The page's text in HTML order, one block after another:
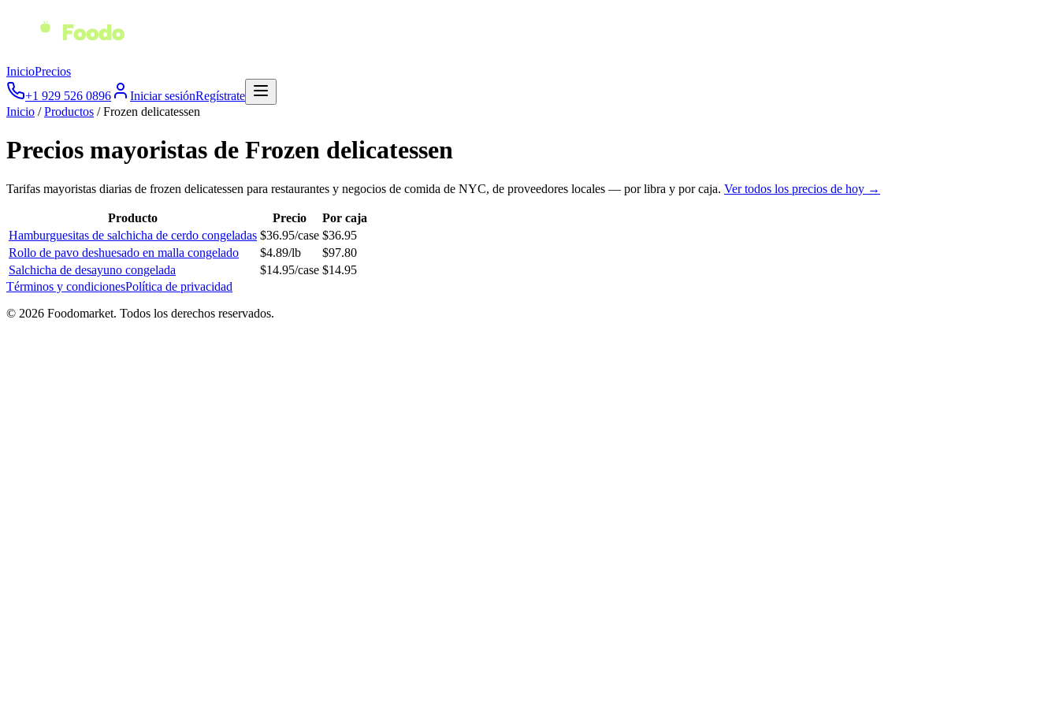
InicioPrecios
+1 929 526 0896
Iniciar sesiónRegístrate
Inicio /Productos /Frozen delicatessen
Precios mayoristas de Frozen delicatessen
Tarifas mayoristas diarias de frozen delicatessen para restaurantes y negocios de comida de NYC, de proveedores locales — por libra y por caja. Ver todos los precios de hoy →
Producto Precio
Por caja
Hamburguesitas de salchicha de cerdo congeladas $36.95/case $36.95
Rollo de pavo deshuesado en malla congelado
$4.89/lb $97.80
Salchicha de desayuno congelada
$14.95/case $14.95
Términos y condicionesPolítica de privacidad
© 2026 Foodomarket. Todos los derechos reservados.